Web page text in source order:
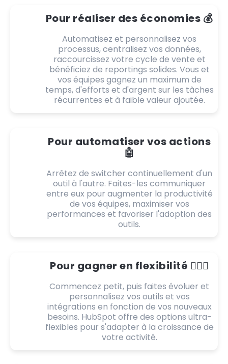
Pour réaliser des économies 💰
Automatisez et personnalisez vos
processus, centralisez vos données,
raccourcissez votre cycle de vente et
bénéficiez de reportings solides. Vous et
vos équipes gagnez un maximum de
temps, d'efforts et d'argent sur les tâches
récurrentes et à faible valeur ajoutée.
Pour automatiser vos actions
🤖
Arrêtez de switcher continuellement d'un
outil à l'autre. Faites-les communiquer
entre eux pour augmenter la productivité
de vos équipes, maximiser vos
performances et favoriser l'adoption des
outils.
Pour gagner en flexibilité 🤸🏻‍♂️
Commencez petit, puis faites évoluer et
personnalisez vos outils et vos
intégrations en fonction de vos nouveaux
besoins. HubSpot offre des options ultra-
flexibles pour s'adapter à la croissance de
votre activité.